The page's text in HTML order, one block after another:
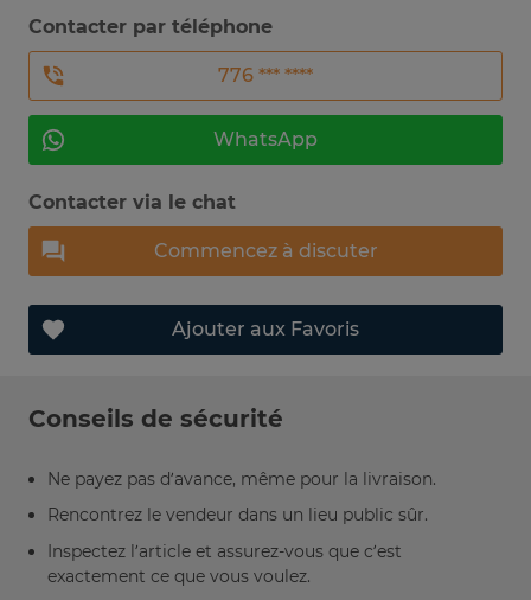
Contacter par téléphone
776 *** ****
WhatsApp
Contacter via le chat
Commencez à discuter
Ajouter aux Favoris
Conseils de sécurité
Ne payez pas d’avance, même pour la livraison.
Rencontrez le vendeur dans un lieu public sûr.
Inspectez l’article et assurez-vous que c’est
exactement ce que vous voulez.